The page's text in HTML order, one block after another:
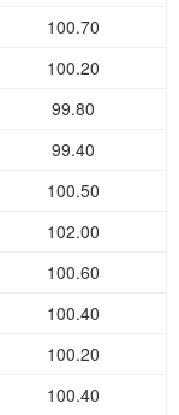
100.70
100.20
99.80
99.40
100.50
102.00
100.60
100.40
100.20
100.40